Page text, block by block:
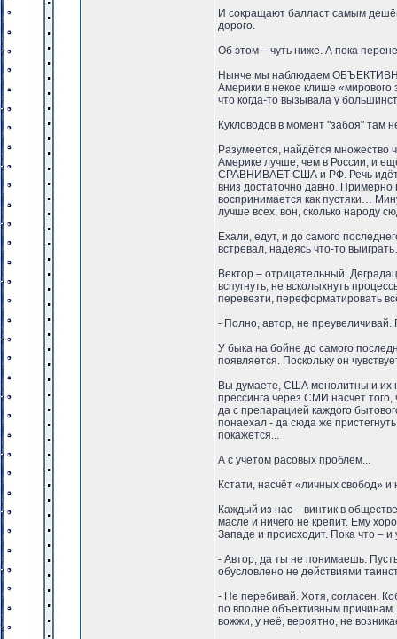
И сокращают балласт самым
дорого.
Об этом – чуть ниже. А пока
Нынче мы наблюдаем
Америки в некое клише «мирового
что когда-то вызывала у
Кукловодов в момент "забоя" там
Разумеется, найдётся множество
Америке лучше, чем в России, и
СРАВНИВАЕТ США и РФ. Речь идёт
вниз достаточно давно.
воспринимается как пустяки…
лучше всех, вон, сколько народу
Ехали, едут, и до самого
встревал, надеясь что-то
Вектор – отрицательный.
вспугнуть, не всколыхнуть
перевезти, переформатировать
- Полно, автор, не
У быка на бойне до самого
появляется. Поскольку он
Вы думаете, США монолитны и их
прессинга через СМИ насчёт
да с препарацией каждого
понаехал - да сюда же
покажется...
А с учётом расовых проблем...
Кстати, насчёт «личных свобод»
Каждый из нас – винтик в
масле и ничего не крепит. Ему
Западе и происходит. Пока что – и
- Автор, да ты не понимаешь.
обусловлено не действиями
- Не перебивай. Хотя, согласен.
по вполне объективным причинам.
вожжи, у неё, вероятно, не